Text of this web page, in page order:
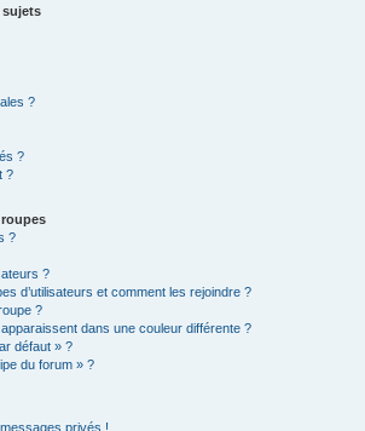
sujets
?
?
?
?
?
d’utilisateurs et comment les rejoindre ?
?
dans une couleur différente ?
défaut » ?
du forum » ?
privés !